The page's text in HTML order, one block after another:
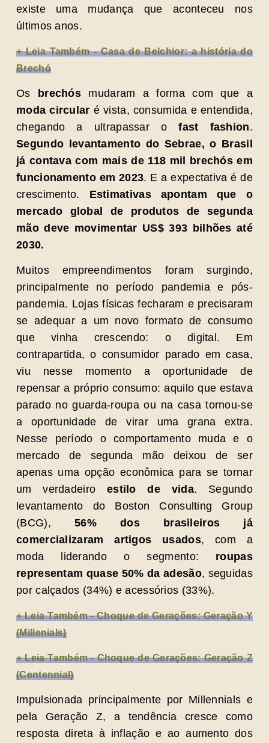
existe uma mudança que aconteceu nos
últimos anos.
+ Leia Também - Casa de Belchior: a história do
Brechó
Os brechós mudaram a forma com que a
moda circular é vista, consumida e entendida,
chegando a ultrapassar ofast fashion.
Segundo levantamento do Sebrae, o Brasil
já contava com mais de 118 mil brechós em
funcionamento em 2023. E a expectativa é de
crescimento. Estimativas apontam que o
mercado global de produtos de segunda
mão deve movimentar US$ 393 bilhões até
2030.
Muitos empreendimentos foram surgindo,
principalmente no período pandemia e pós-
pandemia. Lojas físicas fecharam e precisaram
se adequar a um novo formato de consumo
que vinha crescendo: o digital. Em
contrapartida, o consumidor parado em casa,
viu nesse momento a oportunidade de
repensar a próprio consumo: aquilo que estava
parado no guarda-roupa ou na casa tornou-se
a oportunidade de virar uma grana extra.
Nesse período o comportamento muda e o
mercado de segunda mão deixou de ser
apenas uma opção econômica para se tornar
um verdadeiro estilo de vida. Segundo
levantamento do Boston Consulting Group
(BCG), 56% dos brasileiros já
comercializaram artigos usados, com a
moda liderando o segmento: roupas
representam quase 50% da adesão, seguidas
por calçados (34%) e acessórios (33%).
+ Leia Também - Choque de Gerações: Geração Y
(Millenials)
+ Leia Também - Choque de Gerações: Geração Z
(Centennial)
Impulsionada principalmente por Millennials e
pela Geração Z, a tendência cresce como
resposta direta à inflação e ao aumento dos